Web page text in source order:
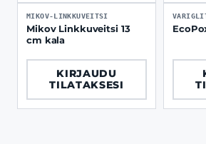
MIKOV-LINKKUVEITSI
Mikov Linkkuveitsi 13
cm kala
KIRJAUDU
TILATAKSESI